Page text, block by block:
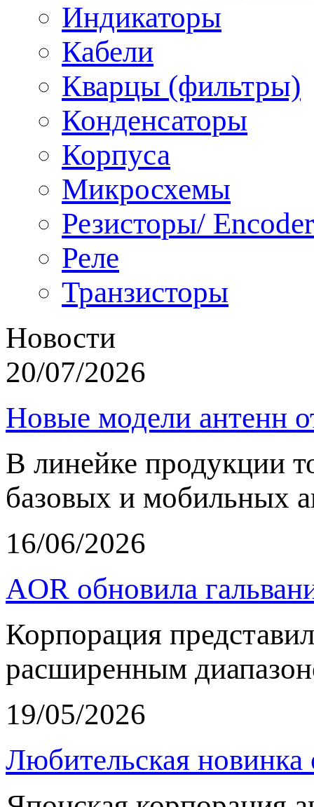
Индикаторы
Кабели
Кварцы (фильтры)
Конденсаторы
Корпуса
Микросхемы
Резисторы/ Encoder
Реле
Транзисторы
Новости
20/07/2026
Новые модели антенн
В линейке продукции
базовых и мобильных
16/06/2026
AOR обновила
Корпорация
расширенным
19/05/2026
Любительская новинка